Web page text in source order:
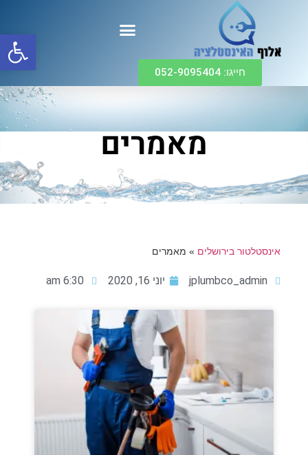
חייגו: 052-9095404
מאמרים
אינסטלטור בירושלים » מאמרים
jplumbco_admin יוני 16, 2020 6:30 am